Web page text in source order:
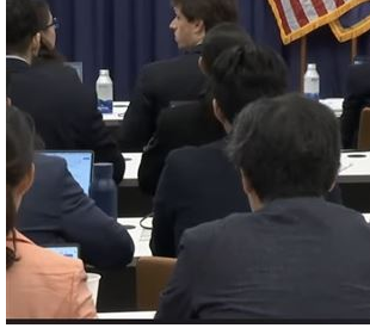
伊波拉失控！專家憂病毒恐已突變 00:23
飲料空盒找嘸地方丟 騎車咬著遭攔查
台灣彩券開獎直播中 20:31
LIVE三立+24小時直播 15:27
三立iNEWS新聞台線上直播
商場戰國來臨 台中「頂奢大道」逐漸